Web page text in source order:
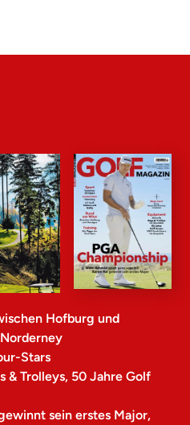
Hofburg und
Stars
& Trolleys, 50 Jahre Golf
sein erstes Major,